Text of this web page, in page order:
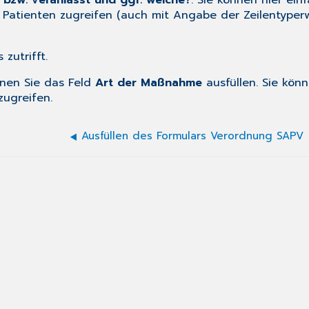
zugreifen (auch mit Angabe der
zutrifft.
Sie das Feld Art der Maßnahme ausfüllen. Sie
Ausfüllen des Formulars Verordnung SAPV